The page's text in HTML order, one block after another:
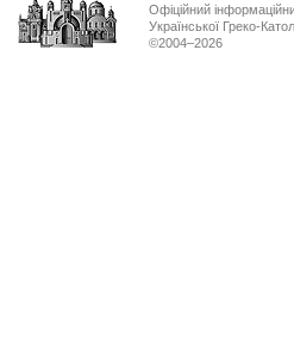
Офіційний
Української Греко-
©2004–2026